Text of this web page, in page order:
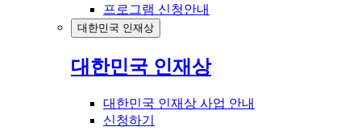
프로그램 신청안내
대한민국 인재상
대한민국 인재상
대한민국 인재상 사업 안내
신청하기